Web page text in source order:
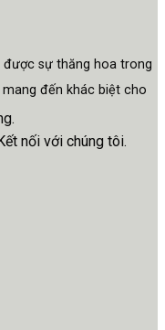
được sự thăng hoa trong
đến khác biệt cho
Kết nối với chúng tôi.